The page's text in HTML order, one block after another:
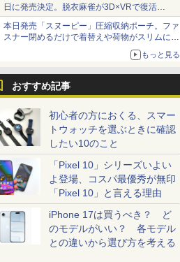
日に発売決定。脱衣麻雀が3D×VRで復活
発売から2週間は20%オフになるセールが実施
本日発売「スヌーピー」圧縮収納ポーチ。ファ
スナー閉めるだけで着替えや荷物がスリムにま
もっと見る
おすすめ記事
初心者の方におくる、スマー
トウォッチを選ぶときに確認
したい10のこと
「Pixel 10」シリーズいよい
よ登場、コスパ最優秀が無印
「Pixel 10」と言える理由
iPhone 17は買うべき？ ど
のモデルがいい？ 各モデル
との違いから選び方を考える